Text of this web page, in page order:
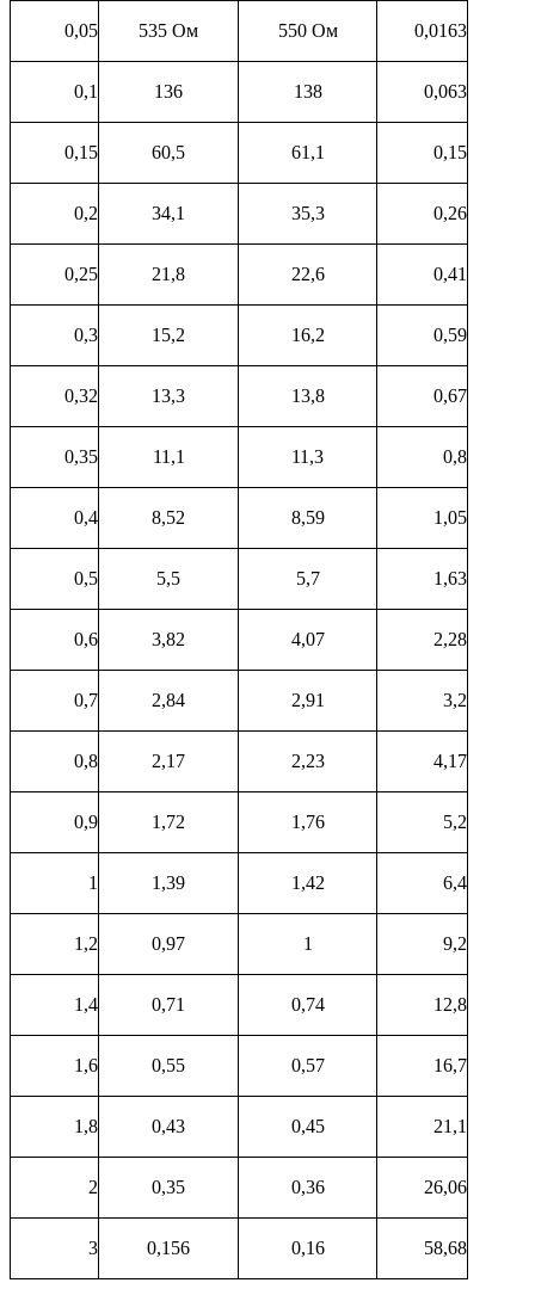
0,05 535 Ом 550 Ом 0,0163
0,1 136 138 0,063
0,15 60,5 61,1 0,15
0,2 34,1 35,3 0,26
0,25 21,8 22,6 0,41
0,3 15,2 16,2 0,59
0,32 13,3 13,8 0,67
0,35 11,1 11,3 0,8
0,4 8,52 8,59 1,05
0,5 5,5 5,7 1,63
0,6 3,82 4,07 2,28
0,7 2,84 2,91 3,2
0,8 2,17 2,23 4,17
0,9 1,72 1,76 5,2
1 1,39 1,42 6,4
1,2 0,97 1 9,2
1,4 0,71 0,74 12,8
1,6 0,55 0,57 16,7
1,8 0,43 0,45 21,1
2 0,35 0,36 26,06
3 0,156 0,16 58,68